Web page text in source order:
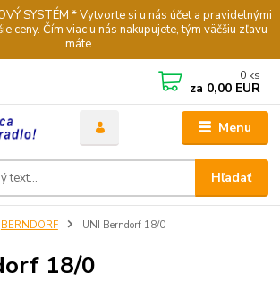
SYSTÉM * Vytvorte si u nás účet a pravidelnými
ceny. Čím viac u nás nakupujete, tým väčšiu zľavu
máte.
Menu
Hľadať
0 ks
za 0,00 EUR
BERNDORF UNI Berndorf 18/0
18/0